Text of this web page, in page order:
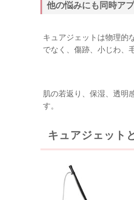
他の悩みにも同時ア
キュアジェットは物理的
でなく、傷跡、小じわ、
肌の若返り、保湿、透明
す。
キュアジェット